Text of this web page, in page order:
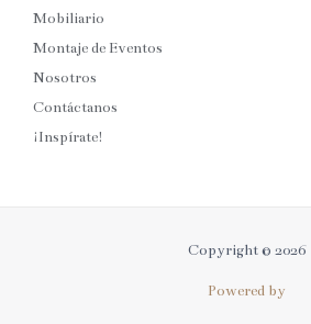
Mobiliario
Montaje de Eventos
Nosotros
Contáctanos
¡Inspírate!
Copyright © 2026
Powered by